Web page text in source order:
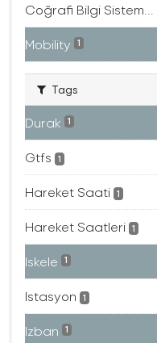
Coğrafi Bilgi Sistem...
Mobility 1
Tags
Durak 1
Gtfs 1
Hareket Saati 1
Hareket Saatleri 1
Iskele 1
Istasyon 1
Izban 1